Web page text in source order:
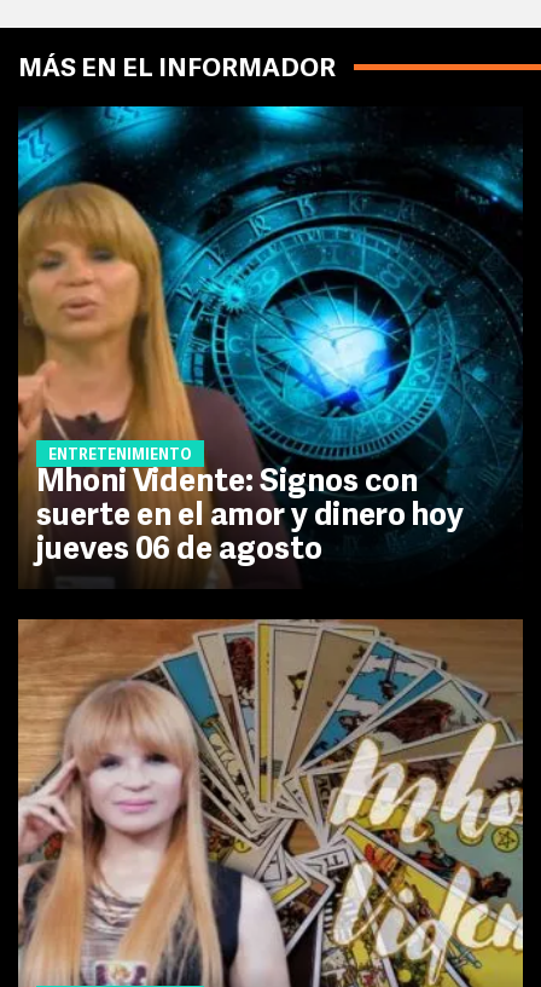
MÁS EN EL INFORMADOR
ENTRETENIMIENTO
Mhoni Vidente: Signos con
suerte en el amor y dinero hoy
jueves 06 de agosto